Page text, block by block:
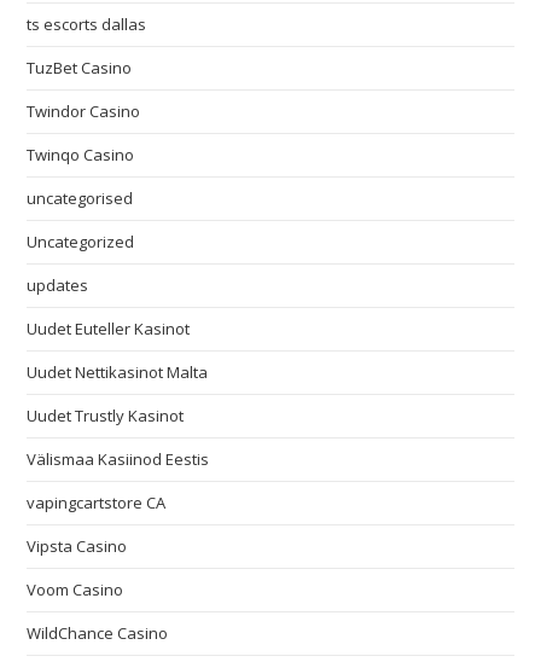
ts escorts dallas
TuzBet Casino
Twindor Casino
Twinqo Casino
uncategorised
Uncategorized
updates
Uudet Euteller Kasinot
Uudet Nettikasinot Malta
Uudet Trustly Kasinot
Välismaa Kasiinod Eestis
vapingcartstore CA
Vipsta Casino
Voom Casino
WildChance Casino